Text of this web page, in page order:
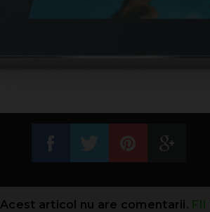
Acest articol nu are comentarii. FII